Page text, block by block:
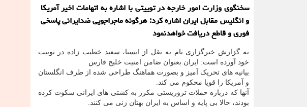
سخنگوی وزارت امور خارجه در توییتی با اشاره به اتهامات اخیر آمریکا
و انگلیس مقابل ایران اشاره کرد: هرگونه ماجراجویی ضدایرانی پاسخی
فوری و قاطع دریافت خواهدنمود
به گزارش خبرگزاری نام به نقل از ایسنا، سعید خطیب زاده در توییت
خود آورده است: ایران بعنوان ضامن امنیت خلیج فارس
بیانیه های تحریک آمیز و بصورت هماهنگ طراحی شده از طرف انگلستان
و آمریکا را قویا محکوم می کند.
آنها که درباره حملات تروریستی مکرر به کشتی های ایرانی سکوت کرده
بودند، حالا بی پایه و اساس به ایران بهتان زنی می کنند.